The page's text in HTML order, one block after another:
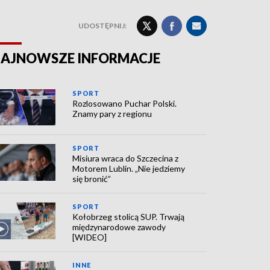
UDOSTĘPNIJ:
INFORMACJE
SPORT
Rozlosowano Puchar Polski.
Znamy pary z regionu
SPORT
Misiura wraca do Szczecina z
Motorem Lublin. „Nie jedziemy
się bronić”
SPORT
Kołobrzeg stolicą SUP. Trwają
międzynarodowe zawody
[WIDEO]
INNE